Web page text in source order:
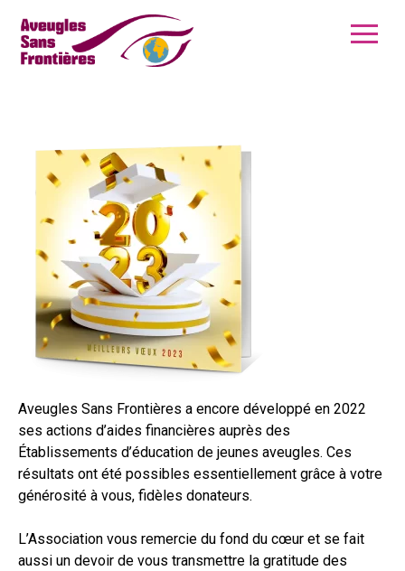
Aveugles Sans Frontières a encore développé en 2022
ses actions d’aides financières auprès des
Établissements d’éducation de jeunes aveugles. Ces
résultats ont été possibles essentiellement grâce à votre
générosité à vous, fidèles donateurs.
L’Association vous remercie du fond du cœur et se fait
aussi un devoir de vous transmettre la gratitude des